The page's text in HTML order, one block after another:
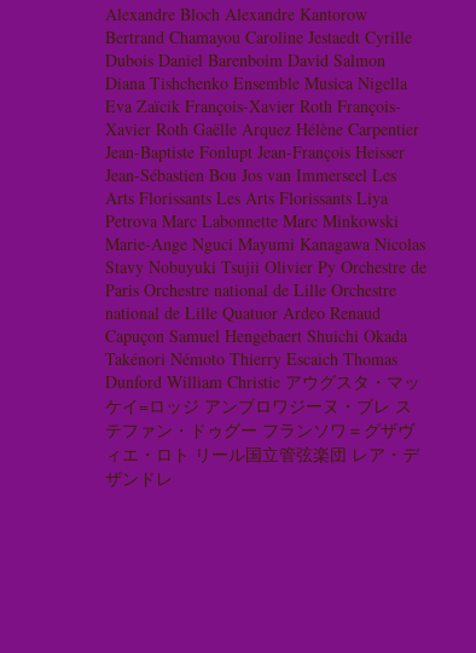
Alexandre Bloch Alexandre Kantorow
Bertrand Chamayou Caroline Jestaedt Cyrille
Dubois Daniel Barenboim David Salmon
Diana Tishchenko Ensemble Musica Nigella
Eva Zaïcik François-Xavier Roth François-
Xavier Roth Gaëlle Arquez Hélène Carpentier
Jean-Baptiste Fonlupt Jean-François Heisser
Jean-Sébastien Bou Jos van Immerseel Les
Arts Florissants Les Arts Florissants Liya
Petrova Marc Labonnette Marc Minkowski
Marie-Ange Nguci Mayumi Kanagawa Nicolas
Stavy Nobuyuki Tsujii Olivier Py Orchestre de
Paris Orchestre national de Lille Orchestre
national de Lille Quatuor Ardeo Renaud
Capuçon Samuel Hengebaert Shuichi Okada
Takénori Némoto Thierry Escaich Thomas
Dunford William Christie アウグスタ・マッ
ケイ=ロッジ アンブロワジーヌ・ブレ ス
テファン・ドゥグー フランソワ＝グザヴ
ィエ・ロト リール国立管弦楽団 レア・デ
ザンドレ